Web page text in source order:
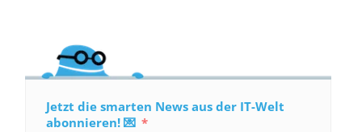
Jetzt die smarten News aus der IT-Welt
abonnieren! 💌